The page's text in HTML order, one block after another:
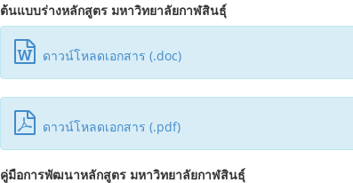
ต้นแบบร่างหลักสูตร มหาวิทยาลัยกาฬสินธุ์
ดาวน์โหลดเอกสาร (.doc)
ดาวน์โหลดเอกสาร (.pdf)
คู่มือการพัฒนาหลักสูตร มหาวิทยาลัยกาฬสินธุ์